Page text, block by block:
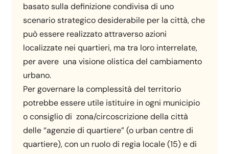
basato sulla definizione condivisa di uno
scenario strategico desiderabile per la città, che
può essere realizzato attraverso azioni
localizzate nei quartieri, ma tra loro interrelate,
per avere una visione olistica del cambiamento
urbano.
Per governare la complessità del territorio
potrebbe essere utile istituire in ogni municipio
o consiglio di zona/circoscrizione della città
delle “agenzie di quartiere” (o urban centre di
quartiere), con un ruolo di regia locale (15) e di